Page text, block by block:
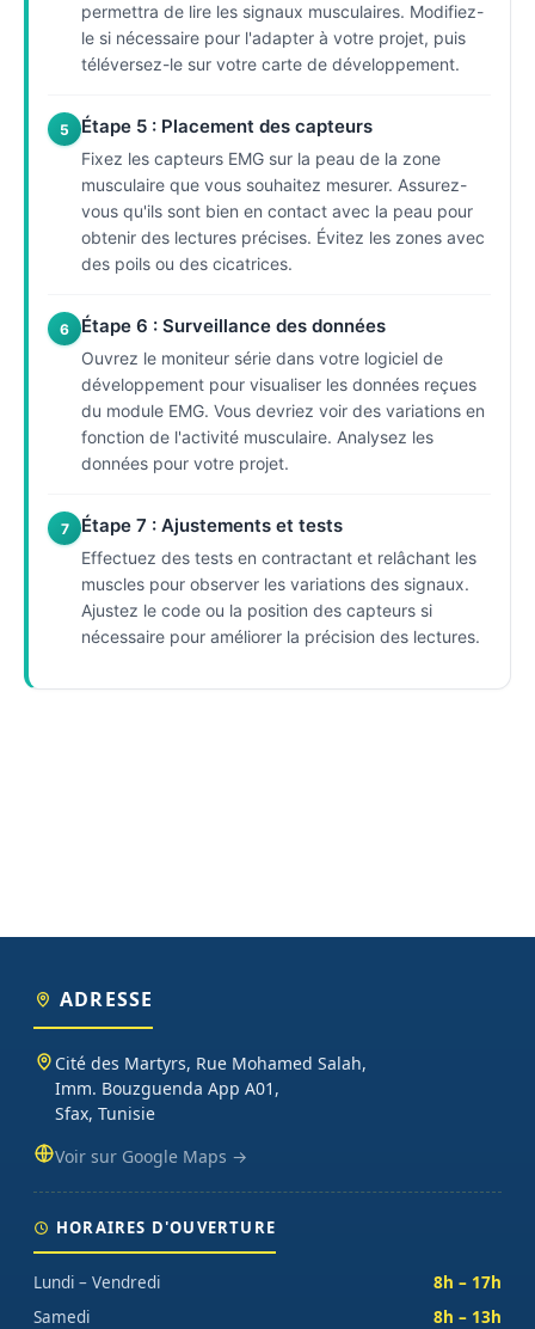
permettra de lire les signaux musculaires. Modifiez-
le si nécessaire pour l'adapter à votre projet, puis
téléversez-le sur votre carte de développement.
5 Étape 5 : Placement des capteurs
Fixez les capteurs EMG sur la peau de la zone
musculaire que vous souhaitez mesurer. Assurez-
vous qu'ils sont bien en contact avec la peau pour
obtenir des lectures précises. Évitez les zones avec
des poils ou des cicatrices.
6 Étape 6 : Surveillance des données
Ouvrez le moniteur série dans votre logiciel de
développement pour visualiser les données reçues
du module EMG. Vous devriez voir des variations en
fonction de l'activité musculaire. Analysez les
données pour votre projet.
7 Étape 7 : Ajustements et tests
Effectuez des tests en contractant et relâchant les
muscles pour observer les variations des signaux.
Ajustez le code ou la position des capteurs si
nécessaire pour améliorer la précision des lectures.
ADRESSE
Cité des Martyrs, Rue Mohamed Salah,
Imm. Bouzguenda App A01,
Sfax, Tunisie
Voir sur Google Maps →
HORAIRES D'OUVERTURE
Lundi – Vendredi
8h – 17h
Samedi
8h – 13h